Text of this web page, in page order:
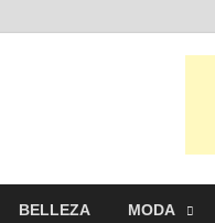
BELLEZA MODA